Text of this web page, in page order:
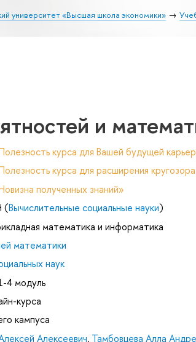
университет «Высшая школа экономики»
и
курса для Вашей будущей
курса для расширения
полученных знаний»
(Вычислительные социальные науки)
математика и информатика
математики
наук
4 модуль
курса
кампуса
Алексеевич, Тамбовцева Алла